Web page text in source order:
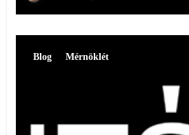
Blog Mérnöklét